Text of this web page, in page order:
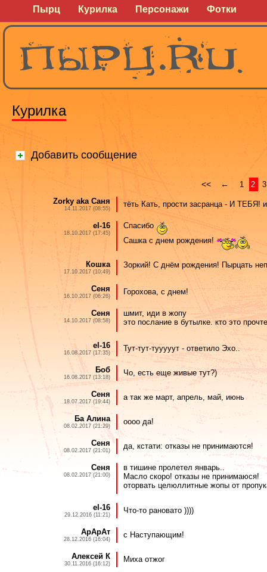
Пырц Курилка Персонажи Фотки
Курилка
Добавить сообщение
<< ← 1 2
3
Zorky aka Саня
14.11.2017 (08:55) тёть Кать, прости засранца - И ТЕБЯ!
el-16
18.10.2017 (17:45)
Спасибо
Сашка с днем рождения!
Кошка
17.10.2017 (10:49)
Зоркий! С днём рождения! Пырцать
Сеня
16.10.2017 (06:26) Горохова, с днем!
Сеня
14.10.2017 (08:58)
шмит, иди в жопу
это послание в бутылке. кто это
el-16
16.08.2017 (17:35) Тут-тут-тууууут - ответило Эхо..
Боб
16.08.2017 (13:18) Чо, есть еще живые тут?)
Сеня
18.07.2017 (19:44) а так же март, апрель, май, июнь
Ба Алина
08.02.2017 (21:29) оооо да!
Сеня
08.02.2017 (21:01) да, кстати: отказы не принимаются!
Сеня
08.02.2017 (21:00)
в тишине пролетел январь..
Масло скоро! отказы не принимаюся!
оторвать целюллитные жопы от
el-16
29.12.2016 (11:21) Что-то рановато ))))
АрАрАт
28.12.2016 (16:04) с Наступающим!
Алексей К
30.11.2016 (16:12) Миха отжог